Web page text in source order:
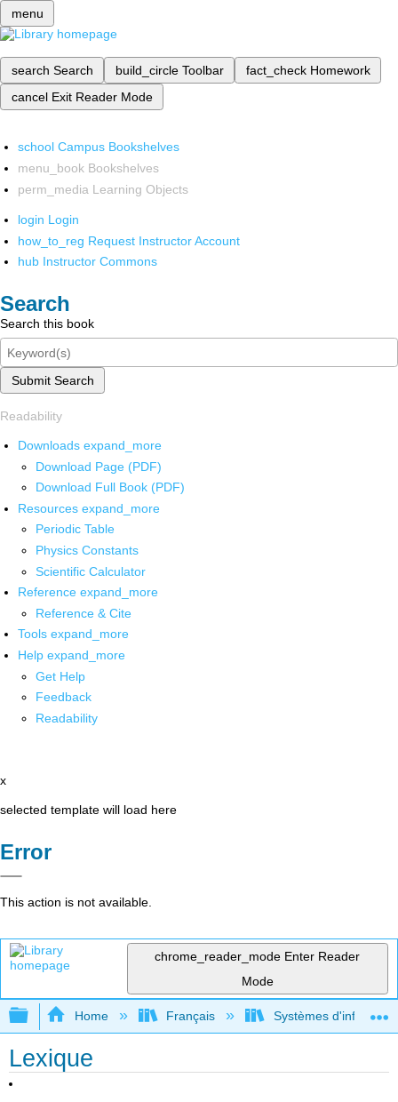
menu
search Search build_circle Toolbar fact_check Homework
cancel Exit Reader Mode
school Campus Bookshelves
menu_book Bookshelves
perm_media Learning Objects
login Login
how_to_reg Request Instructor Account
hub Instructor Commons
Search
Search this book
Submit Search
Readability
Downloads expand_more
Download Page (PDF)
Download Full Book (PDF)
Resources expand_more
Periodic Table
Physics Constants
Scientific Calculator
Reference expand_more
Reference & Cite
Tools expand_more
Help expand_more
Get Help
Feedback
Readability
x
selected template will load here
Error
This action is not available.
chrome_reader_mode Enter Reader
Mode
Expand/collapse global hierarchy
Home Français Systèmes
Lexique